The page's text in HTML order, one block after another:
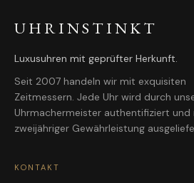
UHRINSTINKT
Luxusuhren mit geprüfter Herkunft.
Seit 2007 handeln wir mit exquisiten
Zeitmessern. Jede Uhr wird durch
Uhrmachermeister authentifiziert und
zweijähriger Gewährleistung
KONTAKT